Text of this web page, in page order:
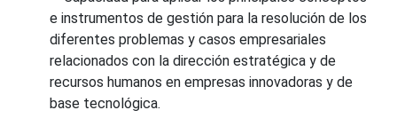
e instrumentos de gestión para la resolución de los
diferentes problemas y casos empresariales
relacionados con la dirección estratégica y de
recursos humanos en empresas innovadoras y de
base tecnológica.